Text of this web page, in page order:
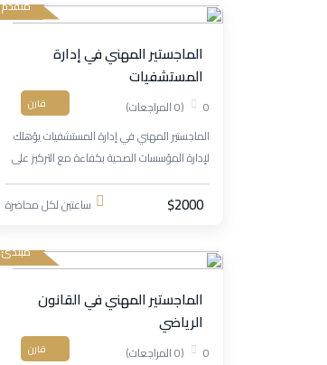
متقدم
الماجستير المهني في إدارة
المستشفيات
0 (0 المراجعات) قارن
الماجستير المهني في إدارة المستشفيات يؤهلك
لإدارة المؤسسات الصحية بكفاءة مع التركيز على
الجودة والتخطيط والتسويق الصحي.
$2000 ساعتين لكل محاضرة
مبتدئ
الماجستير المهني في القانون
الرياضي
0 (0 المراجعات) قارن